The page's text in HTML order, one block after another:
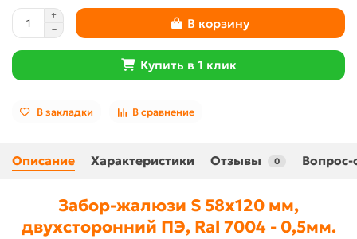
В корзину
Купить в 1 клик
В закладки В сравнение
Описание Характеристики Отзывы 0 Вопрос-
Забор-жалюзи S 58х120 мм,
двухсторонний ПЭ, Ral 7004 - 0,5мм.